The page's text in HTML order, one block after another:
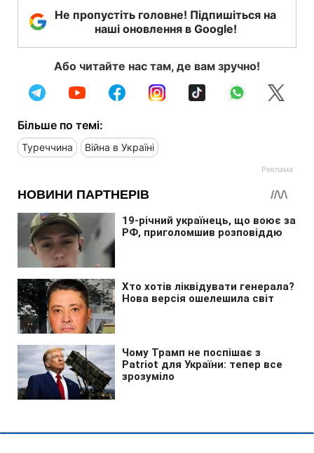
Не пропустіть головне! Підпишіться на
наші оновлення в Google!
Або читайте нас там, де вам зручно!
Більше по темі:
Туреччина Війна в Україні